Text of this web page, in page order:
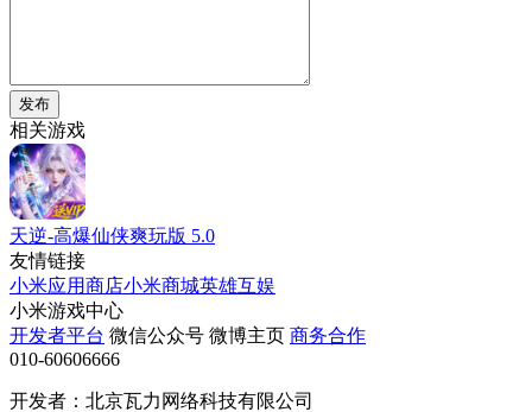
发布
相关游戏
天逆-高爆仙侠爽玩版 5.0
友情链接
小米应用商店小米商城英雄互娱
小米游戏中心
开发者平台 微信公众号 微博主页 商务合作
010-60606666
开发者：北京瓦力网络科技有限公司